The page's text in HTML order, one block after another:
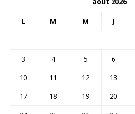
L M M J
3
4 5 6
10
11 12 13
17
18 19 20